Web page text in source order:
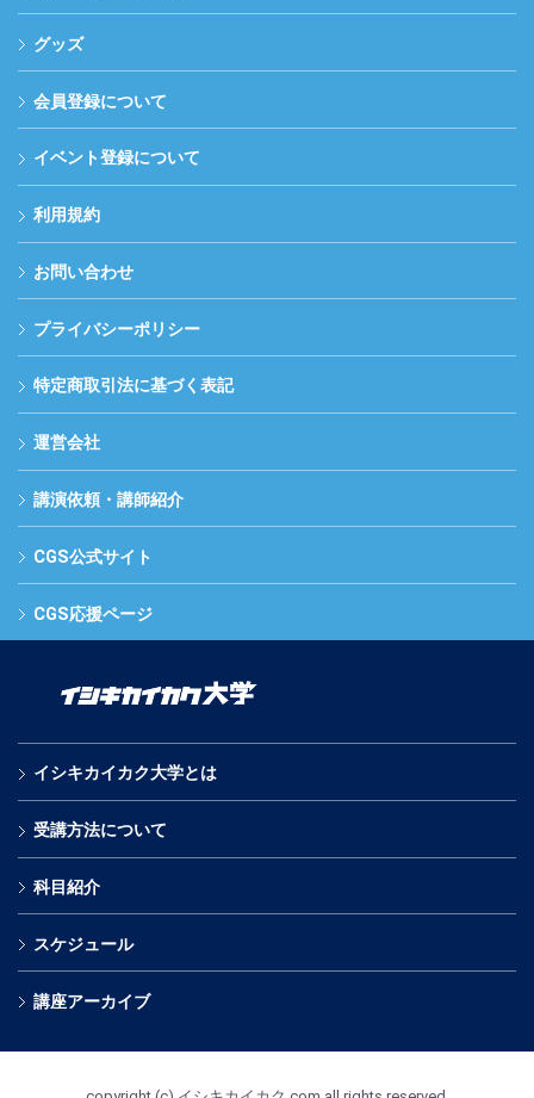
グッズ
会員登録について
イベント登録について
利用規約
お問い合わせ
プライバシーポリシー
特定商取引法に基づく表記
運営会社
講演依頼・講師紹介
CGS公式サイト
CGS応援ページ
イシキカイカク大学とは
受講方法について
科目紹介
スケジュール
講座アーカイブ